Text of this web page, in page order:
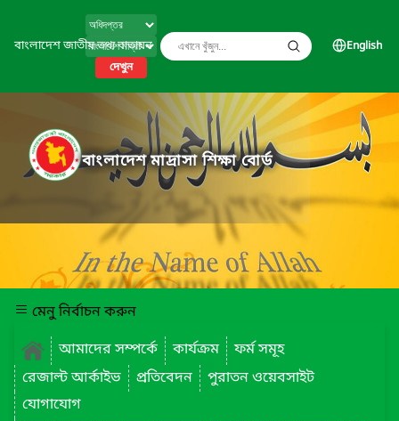
বাংলাদেশ জাতীয় তথ্য বাতায়ন
দেখুন
English
বাংলাদেশ মাদ্রাসা শিক্ষা বোর্ড
মেনু নির্বাচন করুন
আমাদের সম্পর্কে
কার্যক্রম
ফর্ম সমূহ
রেজাল্ট আর্কাইভ
প্রতিবেদন
পুরাতন ওয়েবসাইট
যোগাযোগ